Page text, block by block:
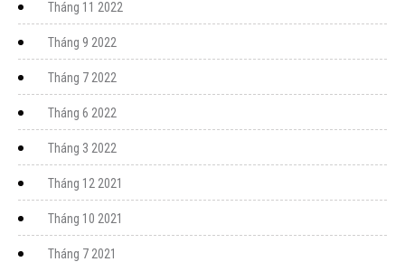
Tháng 11 2022
Tháng 9 2022
Tháng 7 2022
Tháng 6 2022
Tháng 3 2022
Tháng 12 2021
Tháng 10 2021
Tháng 7 2021